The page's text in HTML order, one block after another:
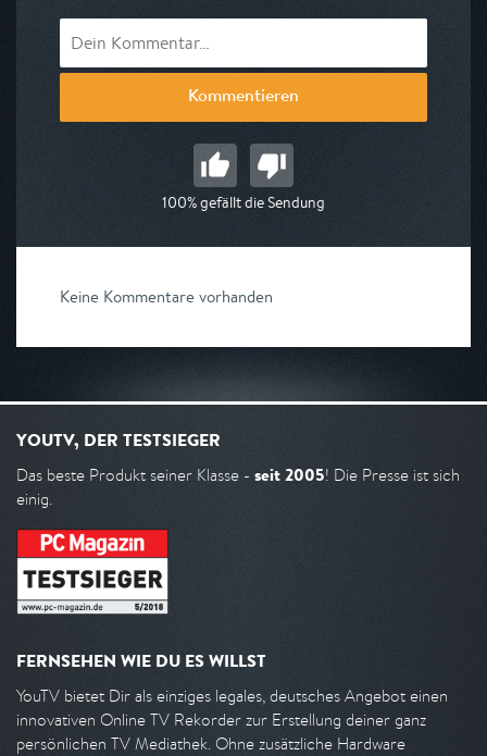
Kommentieren
100% gefällt die Sendung
Keine Kommentare vorhanden
YOUTV, DER TESTSIEGER
Das beste Produkt seiner Klasse - seit 2005! Die Presse ist sich
einig.
FERNSEHEN WIE DU ES WILLST
YouTV bietet Dir als einziges legales, deutsches Angebot einen
innovativen Online TV Rekorder zur Erstellung deiner ganz
persönlichen TV Mediathek. Ohne zusätzliche Hardware